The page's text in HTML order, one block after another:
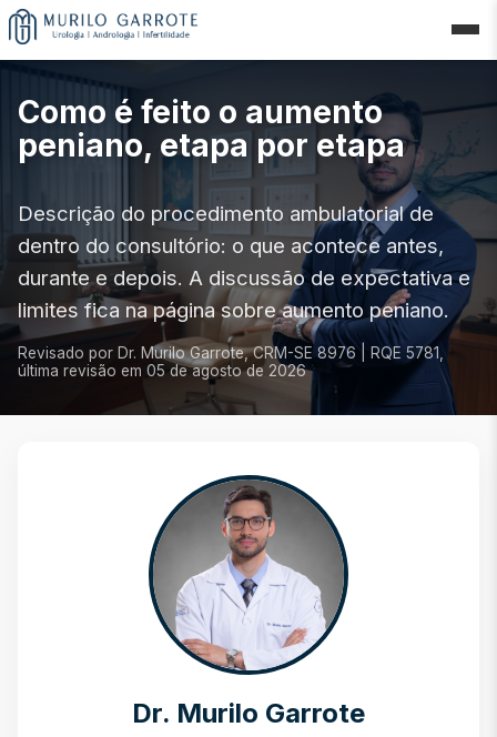
Como é feito o aumento
peniano, etapa por etapa
Descrição do procedimento ambulatorial de
dentro do consultório: o que acontece antes,
durante e depois. A discussão de expectativa e
limites fica na página sobre aumento peniano.
Revisado por Dr. Murilo Garrote, CRM-SE 8976 | RQE 5781,
última revisão em 05 de agosto de 2026
Dr. Murilo Garrote